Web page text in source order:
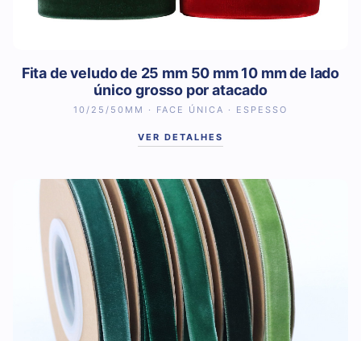
Fita de veludo de 25 mm 50 mm 10 mm de lado
único grosso por atacado
10/25/50MM · FACE ÚNICA · ESPESSO
VER DETALHES